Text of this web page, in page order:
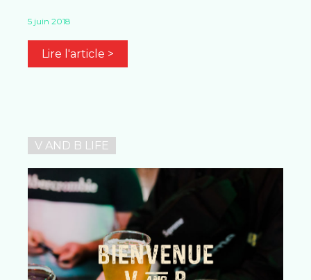
5 juin 2018
Lire l'article >
V AND B LIFE